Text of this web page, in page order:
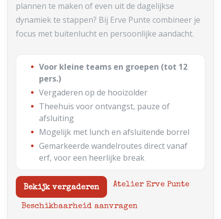
plannen te maken of even uit de dagelijkse
dynamiek te stappen? Bij Erve Punte combineer je
focus met buitenlucht en persoonlijke aandacht.
Voor kleine teams en groepen (tot 12
pers.)
Vergaderen op de hooizolder
Theehuis voor ontvangst, pauze of
afsluiting
Mogelijk met lunch en afsluitende borrel
Gemarkeerde wandelroutes direct vanaf
erf, voor een heerlijke break
Bekijk vergaderen Atelier Erve Punte
Beschikbaarheid aanvragen